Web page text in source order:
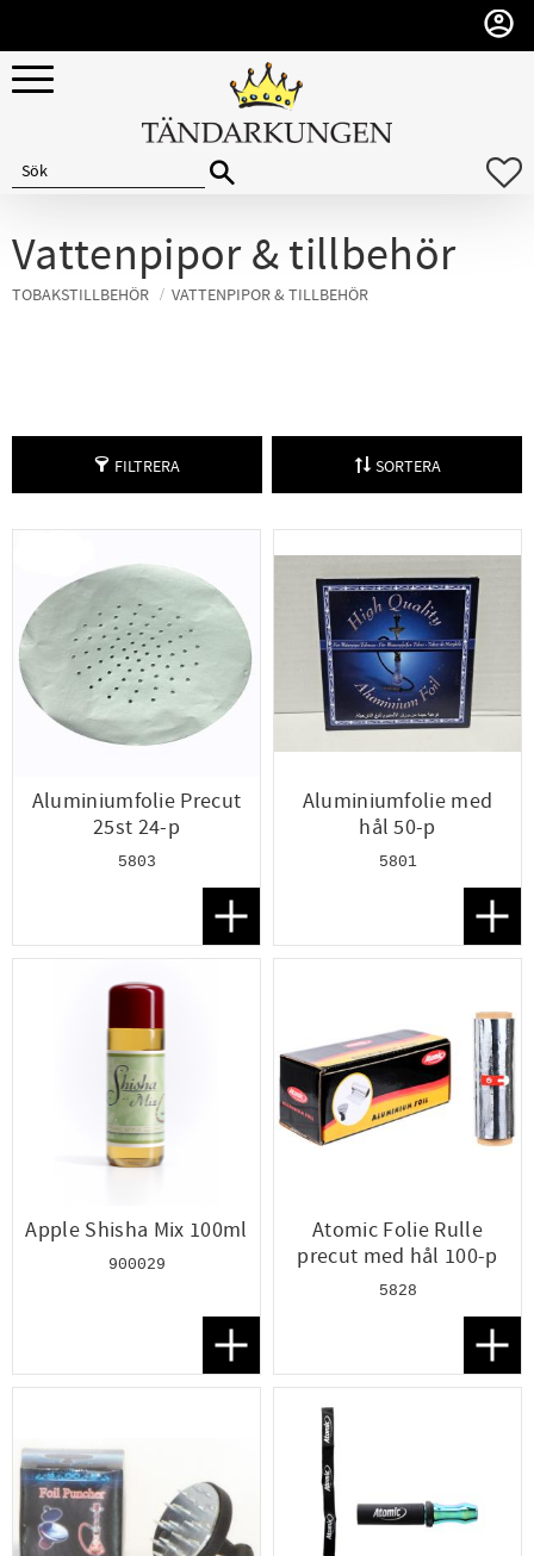
Meny
Vattenpipor & tillbehör
TOBAKSTILLBEHÖR VATTENPIPOR & TILLBEHÖR
FILTRERA SORTERA
Aluminiumfolie Precut
25st 24-p
5803
Lägg till i favoriter
Aluminiumfolie med
hål 50-p
5801
Apple Shisha Mix 100ml
900029
Lägg till i favoriter
Atomic Folie Rulle
precut med hål 100-p
5828